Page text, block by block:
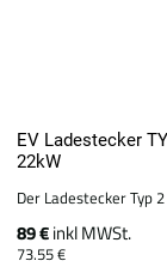
EV Ladestecker
22kW
Der Ladestecker Typ
89 €inkl MWSt.
73.55 €